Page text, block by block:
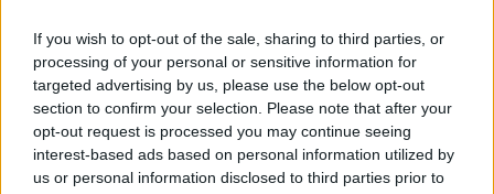
If you wish to opt-out of the sale, sharing to third parties, or
processing of your personal or sensitive information for
targeted advertising by us, please use the below opt-out
section to confirm your selection. Please note that after your
opt-out request is processed you may continue seeing
interest-based ads based on personal information utilized by
us or personal information disclosed to third parties prior to
Paroles + Traduction Téléchargement
Vidéos
Commentaires